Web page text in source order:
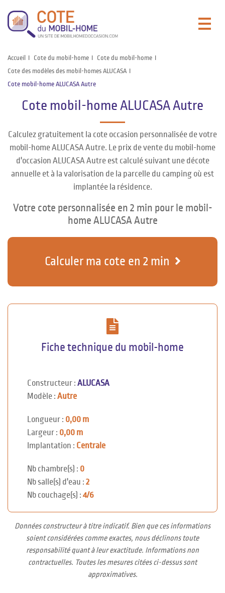
Accueil Cote du mobil-home
Cote du mobil-home
Cote des modèles des mobil-homes ALUCASA
Cote mobil-home ALUCASA Autre
Cote mobil-home ALUCASA Autre
Calculez gratuitement la cote occasion personnalisée de votre
mobil-home ALUCASA Autre. Le prix de vente du mobil-home
d'occasion ALUCASA Autre est calculé suivant une décote
annuelle et à la valorisation de la parcelle du camping où est
implantée la résidence.
Votre cote personnalisée en 2 min pour le mobil-
home ALUCASA Autre
Calculer ma cote en 2 min
Fiche technique du mobil-home
Constructeur : ALUCASA
Modèle : Autre
Longueur : 0,00 m
Largeur : 0,00 m
Implantation : Centrale
Nb chambre(s) : 0
Nb salle(s) d'eau : 2
Nb couchage(s) : 4/6
Données constructeur à titre indicatif. Bien que ces informations
soient considérées comme exactes, nous déclinons toute
responsabilité quant à leur exactitude. Informations non
contractuelles. Toutes les mesures citées ci-dessus sont
approximatives.